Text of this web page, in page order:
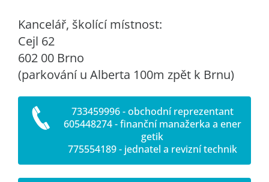
Kancelář, školící místnost:
Cejl 62
602 00 Brno
(parkování u Alberta 100m zpět k Brnu)
733459996 - obchodní reprezentant
605448274 - finanční manažerka a ener
getik
775554189 - jednatel a revizní technik